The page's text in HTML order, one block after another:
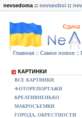
nevsedoma :: nevseoboi ::
Главная :: Самое новое ::
КАРТИНКИ
ВСЕ КАРТИНКИ
ФОТОРЕПОРТАЖИ
КРЕАТИВНЕНЬКО
МАКРОСЪЕМКИ
ГОРОДА, ОКРЕСТНОСТИ